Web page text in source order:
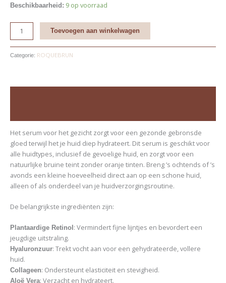
Beschikbaarheid: 9 op voorraad
Toevoegen aan winkelwagen
Categorie: ROQUEBRUN
Het serum voor het gezicht zorgt voor een gezonde gebronsde
gloed terwijl het je huid diep hydrateert. Dit serum is geschikt voor
alle huidtypes, inclusief de gevoelige huid, en zorgt voor een
natuurlijke bruine teint zonder oranje tinten. Breng ’s ochtends of ’s
avonds een kleine hoeveelheid direct aan op een schone huid,
alleen of als onderdeel van je huidverzorgingsroutine.
De belangrijkste ingrediënten zijn:
Plantaardige Retinol : Vermindert fijne lijntjes en bevordert een
jeugdige uitstraling.
Hyaluronzuur: Trekt vocht aan voor een gehydrateerde, vollere
huid.
Collageen: Ondersteunt elasticiteit en stevigheid.
Aloë Vera: Verzacht en hydrateert.